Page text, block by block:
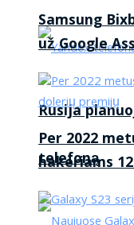
Rusija
telefoną
Samsung
už Google
Per 2022
hakeriams